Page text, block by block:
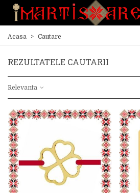
Acasa > Cautare
REZULTATELE CAUTARII
Relevanta